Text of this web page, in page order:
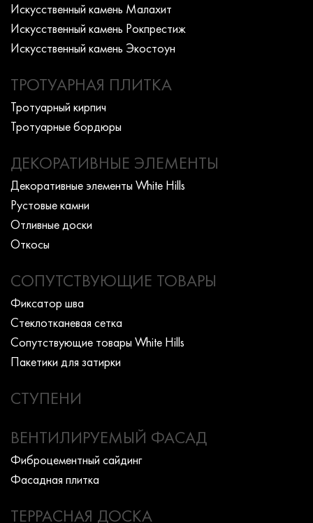
Искусcтвенный камень Малахит
Искусcтвенный камень Рокпрестиж
Искусcтвенный камень Экостоун
ТРОТУАРНАЯ ПЛИТКА
Тротуарный кирпич
Тротуарные бордюры
ДЕКОРАТИВНЫЕ ЭЛЕМЕНТЫ
Декоративные элементы White Hills
Рустовые камни
Отливные доски
Откосы
СОПУТСТВУЮЩИЕ ТОВАРЫ
Фиксатор шва
Стеклотканевая сетка
Сопутствующие товары White Hills
Пакетики для затирки
СТУПЕНИ
ВЕНТИЛИРУЕМЫЙ ФАСАД
Фиброцементный сайдинг
Фасадная плитка
ТЕРРАСНАЯ ДОСКА